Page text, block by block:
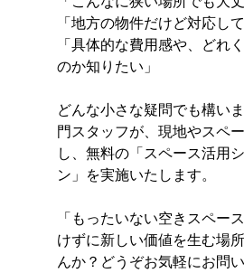
「地方の物件だけど対応し
「具体的な費用感や、どれ
のか知りたい」
どんな小さな疑問でも構い
門スタッフが、現地やスペ
し、無料の「スペース活用
ン」を実施いたします。
「もったいない空きスペー
けずに新しい価値を生む場
んか？どうぞお気軽にお問